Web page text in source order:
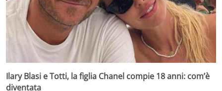
Ilary Blasi e Totti, la figlia Chanel compie 18 anni: com’è
diventata